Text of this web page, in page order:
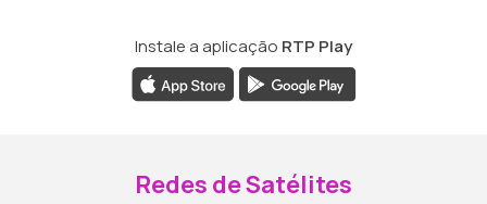
Instale a aplicação RTP Play
Redes de Satélites